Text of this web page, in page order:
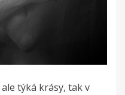
týká krásy, tak v